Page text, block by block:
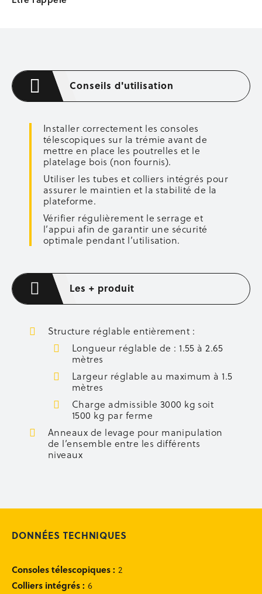
Transpalettes
Tiges de coffrage
Axes de fixation
Barrettes d’about de voiles
Lisses et sous-lisses
Accessoires de coffrage
Entretien des banches
Occasion coffrage
ÉQUIPEMENT CHANTIER
Aménagement de chantier
Éclairage
OCCASION
Occasion sécurité
Occasion coffrage
Occasion stockage
Occasion bennes
Occasion équipement
Rachat de votre matériel
de
produits
02 28 02 25 26
Conseils d'utilisation
Installer correctement les consoles
télescopiques sur la trémie avant de
mettre en place les poutrelles et le
platelage bois (non fournis).
Utiliser les tubes et colliers intégrés pour
assurer le maintien et la stabilité de la
plateforme.
Vérifier régulièrement le serrage et
l’appui afin de garantir une sécurité
optimale pendant l’utilisation.
Les + produit
Structure réglable entièrement :
Longueur réglable de : 1.55 à 2.65
mètres
Largeur réglable au maximum à 1.5
mètres
Charge admissible 3000 kg soit
1500 kg par ferme
Anneaux de levage pour manipulation
de l’ensemble entre les différents
niveaux
DONNÉES TECHNIQUES
Consoles télescopiques: 2
Colliers intégrés: 6